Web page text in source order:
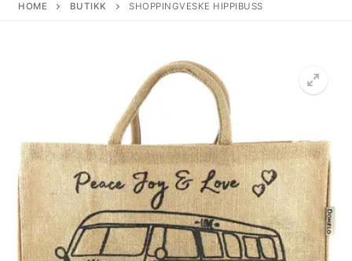
HOME BUTIKK SHOPPINGVESKE HIPPIBUSS